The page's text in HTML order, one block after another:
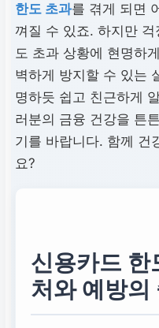
한도 초과를 겪게 되면
껴질 수 있죠. 하지만
도 초과 상황에 현명하
벽하게 방지할 수 있는
명하듯 쉽고 친근하게
러분의 금융 건강을 튼
기를 바랍니다. 함께 건
요?
신용카드 한
처와 예방의